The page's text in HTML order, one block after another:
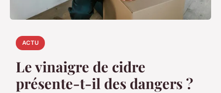
ACTU
Le vinaigre de cidre
présente-t-il des dangers ?